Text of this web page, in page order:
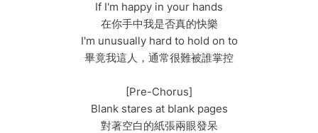
If I'm happy in your hands
在你手中我是否真的快樂
I'm unusually hard to hold on to
畢竟我這人，通常很難被誰掌控
[Pre-Chorus]
Blank stares at blank pages
對著空白的紙張兩眼發呆